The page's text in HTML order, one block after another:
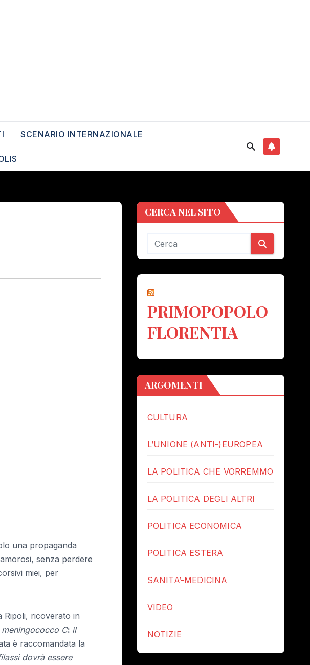
SCENARIO INTERNAZIONALE
una propaganda
senza perdere
miei, per
Ripoli, ricoverato in
C: il
è raccomandata la
dovrà essere
CERCA NEL SITO
PRIMOPOPOLO
FLORENTIA
ARGOMENTI
CULTURA
L’UNIONE (ANTI-)EUROPEA
LA POLITICA CHE VORREMMO
LA POLITICA DEGLI ALTRI
POLITICA ECONOMICA
POLITICA ESTERA
SANITA’-MEDICINA
VIDEO
NOTIZIE